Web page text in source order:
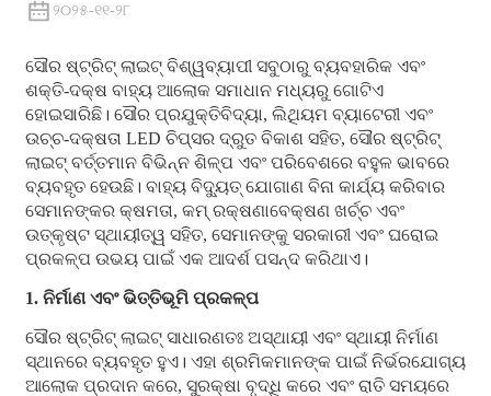
୨୦୨୫-୧୧-୨୮
ସୌର ଷ୍ଟ୍ରିଟ୍ ଲାଇଟ୍ ବିଶ୍ୱବ୍ୟାପୀ ସବୁଠାରୁ ବ୍ୟବହାରିକ ଏବଂ
ଶକ୍ତି-ଦକ୍ଷ ବାହ୍ୟ ଆଲୋକ ସମାଧାନ ମଧ୍ୟରୁ ଗୋଟିଏ
ହୋଇସାରିଛି। ସୌର ପ୍ରଯୁକ୍ତିବିଦ୍ୟା, ଲିଥିୟମ ବ୍ୟାଟେରୀ ଏବଂ
ଉଚ୍ଚ-ଦକ୍ଷତା LED ଚିପ୍ସର ଦ୍ରୁତ ବିକାଶ ସହିତ, ସୌର ଷ୍ଟ୍ରିଟ୍
ଲାଇଟ୍ ବର୍ତ୍ତମାନ ବିଭିନ୍ନ ଶିଳ୍ପ ଏବଂ ପରିବେଶରେ ବହୁଳ ଭାବରେ
ବ୍ୟବହୃତ ହେଉଛି। ବାହ୍ୟ ବିଦ୍ୟୁତ୍ ଯୋଗାଣ ବିନା କାର୍ଯ୍ୟ କରିବାର
ସେମାନଙ୍କର କ୍ଷମତା, କମ୍ ରକ୍ଷଣାବେକ୍ଷଣ ଖର୍ଚ୍ଚ ଏବଂ
ଉତ୍କୃଷ୍ଟ ସ୍ଥାୟୀତ୍ୱ ସହିତ, ସେମାନଙ୍କୁ ସରକାରୀ ଏବଂ ଘରୋଇ
ପ୍ରକଳ୍ପ ଉଭୟ ପାଇଁ ଏକ ଆଦର୍ଶ ପସନ୍ଦ କରିଥାଏ।
1. ନିର୍ମାଣ ଏବଂ ଭିତ୍ତିଭୂମି ପ୍ରକଳ୍ପ
ସୌର ଷ୍ଟ୍ରିଟ୍ ଲାଇଟ୍ ସାଧାରଣତଃ ଅସ୍ଥାୟୀ ଏବଂ ସ୍ଥାୟୀ ନିର୍ମାଣ
ସ୍ଥାନରେ ବ୍ୟବହୃତ ହୁଏ। ଏହା ଶ୍ରମିକମାନଙ୍କ ପାଇଁ ନିର୍ଭରଯୋଗ୍ୟ
ଆଲୋକ ପ୍ରଦାନ କରେ, ସୁରକ୍ଷା ବୃଦ୍ଧି କରେ ଏବଂ ରାତି ସମୟରେ